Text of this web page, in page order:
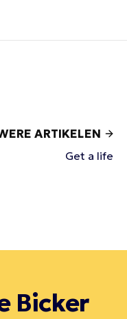
ARTIKELEN
Get a life
Bicker